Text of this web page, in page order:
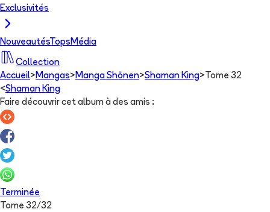
Exclusivités
NouveautésTops Média
Collection
Accueil> Mangas> Manga Shōnen>Shaman King> Tome 32
<Shaman King
Faire découvrir cet album à des amis :
Terminée
Tome 32/32